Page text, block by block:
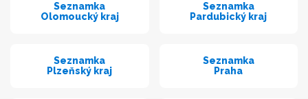
Seznamka
Olomoucký kraj
Seznamka
Pardubický kraj
Seznamka
Plzeňský kraj
Seznamka
Praha